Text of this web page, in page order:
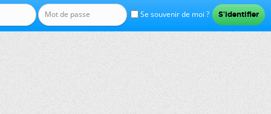
Se souvenir de moi ?